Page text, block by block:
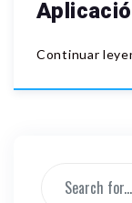
Continuar